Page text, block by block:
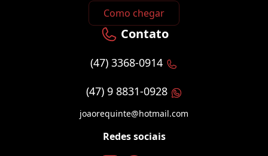
Como chegar
Contato
(47) 3368-0914
(47) 9 8831-0928
joaorequinte@hotmail.com
Redes sociais